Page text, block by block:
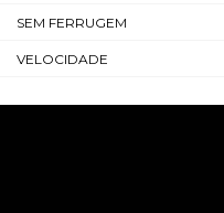
SEM FERRUGEM
VELOCIDADE